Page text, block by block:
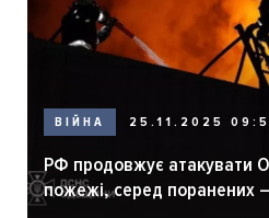
ВІЙНА 25.11.2025
РФ продовжує атакувати
пожежі, серед поранених –